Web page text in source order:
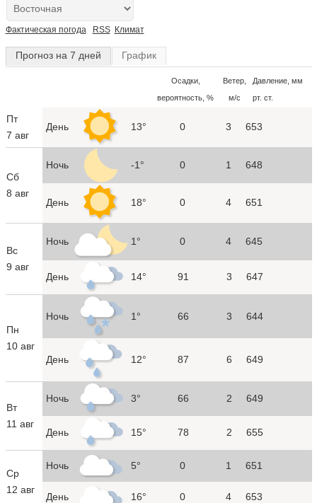
Фактическая погода RSS Климат
Прогноз на 7 дней График
Осадки,
вероятность, %
Ветер,
м/с
Давление, мм
рт. ст.
Пт
7 авг
День 13° 0 3 653
Сб
8 авг
Ночь -1° 0 1 648
День 18° 0 4 651
Вс
9 авг
Ночь 1° 0 4 645
День 14° 91 3 647
Пн
10 авг
Ночь 1° 66 3 644
День 12° 87 6 649
Вт
11 авг
Ночь 3° 66 2 649
День 15° 78 2 655
Ср
12 авг
Ночь 5° 0 1 651
День 16° 0 4 653